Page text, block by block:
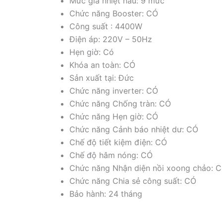
Chức năng Booster: CÓ
Công suất : 4400W
Điện áp: 220V – 50Hz
Hẹn giờ: Có
Khóa an toàn: CÓ
Sản xuất tại: Đức
Chức năng inverter: CÓ
Chức năng Chống tràn: CÓ
Chức năng Hẹn giờ: CÓ
Chức năng Cảnh báo nhiệt dư: CÓ
Chế độ tiết kiệm điện: CÓ
Chế độ hâm nóng: CÓ
Chức năng Nhận diện nồi xoong chảo:
Chức năng Chia sẻ công suất: CÓ
Bảo hành: 24 tháng